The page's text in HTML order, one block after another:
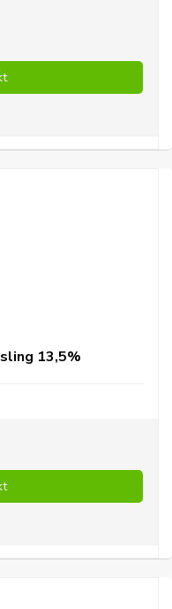
13,5%